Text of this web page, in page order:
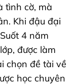
tình cờ, mà
Khi đậu đại
4 năm
được làm
chọn đề tài về
học chuyên